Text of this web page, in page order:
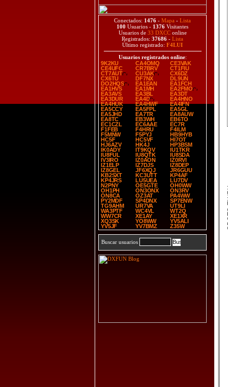
Conectados: 1476 - Mapa - Lista
100 Usuarios - 1376 Visitantes
Usuarios de 33 DXCConline
Registrados: 37686 - Lista
Último registrado: F4LUI
Usuarios registrados online:
9K2KU
CA4OMQ
CE3VAK
CE4UFC
CR7BRV
CT1FIU
CT7AUT
CU3AK
CX6DZ
CX6TU
DF7NX
DL9UN
DO2HQS
EA1EAN
EA1FCH
EA1HVS
EA1MH
EA2FMO
EA3AVS
EA3BL
EA3DT
EA3DUR
EA4D
EA4HNO
EA4HUK
EA4HWF
EA4IFN
EA5CCY
EA5FPL
EA5GL
EA5JHD
EA7TR
EA8AUW
EA8TC
EB3WH
EB6TO
EC1CZL
EC6AAE
EC7R
F1FEB
F4HRU
F4ILM
F5MNW
F5PYJ
HB9HYB
HC5F
HC5VF
HI7OT
HJ6AZV
HK4J
HP3BSM
IK0ADY
IT9KQV
IU1TKR
IU8FUL
IU8QTK
IU8SDA
IV3IRO
IZ0AON
IZ0RVI
IZ1ELP
IZ7DJS
IZ8DEP
IZ8GEL
JF6XQJ
JR6GUU
KB2SXT
KC3UTT
KP4AF
KP4JRS
LU5UEA
LU7DV
N2PNY
OE5GTE
OH0WW
OH1PH
ON3ONX
ON3RV
ON8CA
OZ3AT
PA4WW
PY2MDF
SP4DNX
SP7ENW
TG9AHM
UR7VA
UT9LI
WA3PTF
WC4VL
WT2Q
WW7CR
XE1AY
XE1XR
XQ3SK
YO8WW
YV5ALI
YV5JF
YV7BMZ Z35W
Buscar usuarios